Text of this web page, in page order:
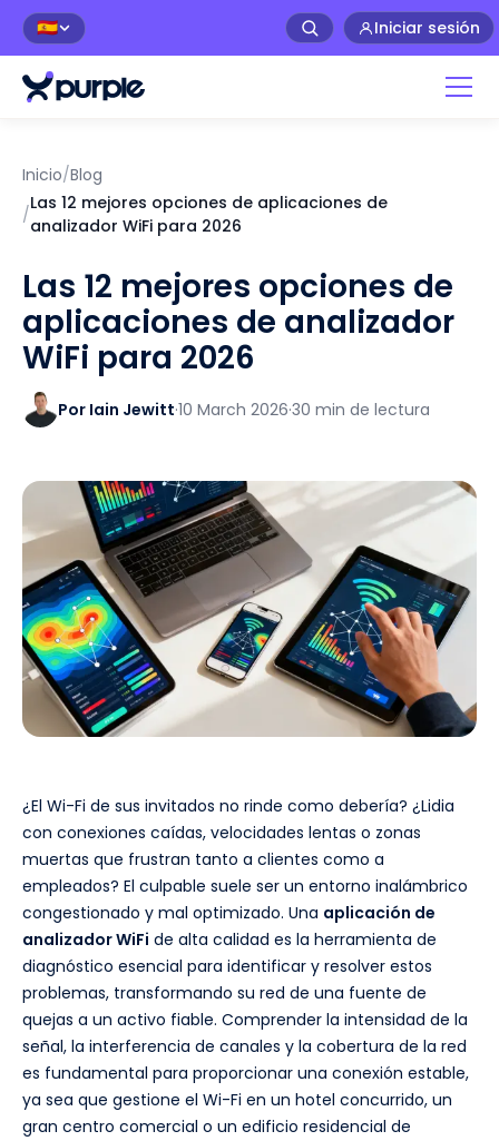
🇪🇸 Iniciar sesión
Inicio/Blog
/
Las 12 mejores opciones de aplicaciones de
analizador WiFi para 2026
Las 12 mejores opciones de
aplicaciones de analizador
WiFi para 2026
Por Iain Jewitt·10 March 2026·30 min de lectura
¿El Wi-Fi de sus invitados no rinde como debería? ¿Lidia
con conexiones caídas, velocidades lentas o zonas
muertas que frustran tanto a clientes como a
empleados? El culpable suele ser un entorno inalámbrico
congestionado y mal optimizado. Una aplicación de
analizador WiFi de alta calidad es la herramienta de
diagnóstico esencial para identificar y resolver estos
problemas, transformando su red de una fuente de
quejas a un activo fiable. Comprender la intensidad de la
señal, la interferencia de canales y la cobertura de la red
es fundamental para proporcionar una conexión estable,
ya sea que gestione el Wi-Fi en un hotel concurrido, un
gran centro comercial o un edificio residencial de